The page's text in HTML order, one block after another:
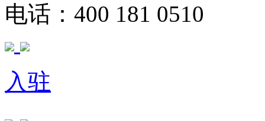
电话：400 181 0510
入驻